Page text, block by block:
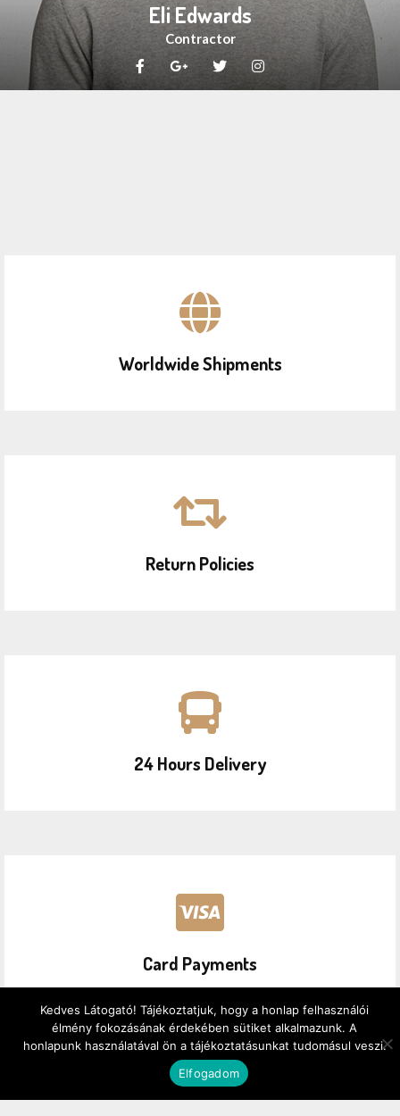
Eli Edwards
Contractor
Worldwide Shipments
Return Policies
24 Hours Delivery
Card Payments
Kedves Látogató! Tájékoztatjuk, hogy a honlap felhasználói
élmény fokozásának érdekében sütiket alkalmazunk. A
honlapunk használatával ön a tájékoztatásunkat tudomásul veszi.
Elfogadom